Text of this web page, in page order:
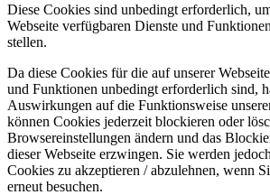
Diese Cookies sind unbedingt erforderlich,
Webseite verfügbaren Dienste und
stellen.
Da diese Cookies für die auf unserer
und Funktionen unbedingt erforderlich sind,
Auswirkungen auf die Funktionsweise
können Cookies jederzeit blockieren oder
Browsereinstellungen ändern und das
dieser Webseite erzwingen. Sie werden
Cookies zu akzeptieren / abzulehnen, wenn
erneut besuchen.